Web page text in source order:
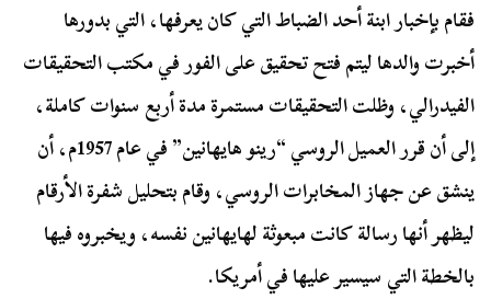
فقام بإخبار ابنة أحد الضباط التي كان يعرفها، التي بدورها
أخبرت والدها ليتم فتح تحقيق على الفور في مكتب التحقيقات
الفيدرالي، وظلت التحقيقات مستمرة مدة أربع سنوات كاملة،
إلى أن قرر العميل الروسي “رينو هايهانين” في عام 1957م، أن
ينشق عن جهاز المخابرات الروسي، وقام بتحليل شفرة الأرقام
ليظهر أنها رسالة كانت مبعوثة لهايهانين نفسه، ويخبروه فيها
بالخطة التي سيسير عليها في أمريكا.